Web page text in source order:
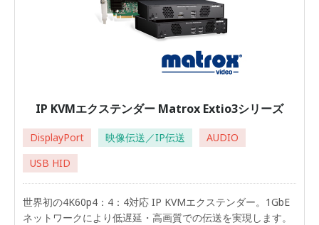
IP KVMエクステンダー Matrox Extio3シリーズ
DisplayPort 映像伝送／IP伝送
AUDIO
USB HID
世界初の4K60p4：4：4対応 IP KVMエクステンダー。1GbE
ネットワークにより低遅延・高画質での伝送を実現します。